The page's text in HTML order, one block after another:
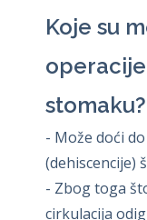
Koje su
stomaku?
- Može doći
(dehiscencije)
- Zbog toga
cirkulacija